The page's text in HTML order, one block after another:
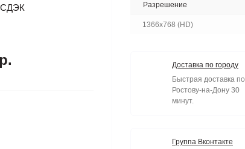
СДЭК
Разрешение
1366x768 (HD)
Доставка по городу
Быстрая доставка по
Ростову-на-Дону 30
минут.
Группа Вконтакте